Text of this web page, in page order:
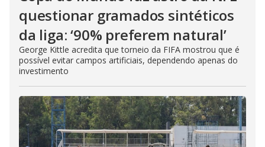
questionar gramados sintéticos
da liga: ‘90% preferem natural’
George Kittle acredita que torneio da FIFA mostrou que é
possível evitar campos artificiais, dependendo apenas do
investimento